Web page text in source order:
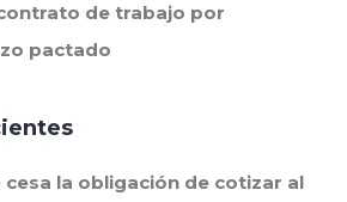
de trabajo por
pactado
cesa la obligación de cotizar al